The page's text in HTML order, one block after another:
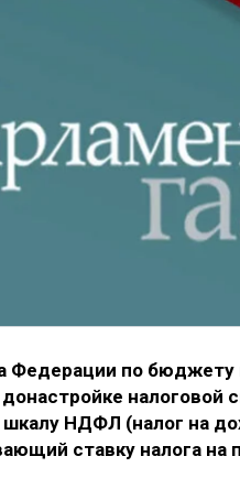
Федерации по
донастройке
НДФЛ (налог на
ставку налога на